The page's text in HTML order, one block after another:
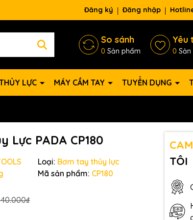
Đăng ký Đăng nhập
So sánh
0 Sản phẩm
Yêu
0
LỰC MÁY CẦM TAY TUYỂN DỤNG
Lực PADA CP180
Loại: Bơm tay thủy lực
Mã sản phẩm: CP180
TÔI